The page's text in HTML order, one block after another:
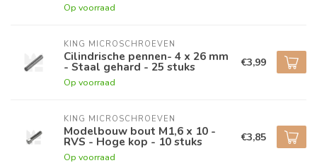
Op voorraad
KING MICROSCHROEVEN
Cilindrische pennen- 4 x 26 mm
- Staal gehard - 25 stuks
Op voorraad
€3,99
KING MICROSCHROEVEN
Modelbouw bout M1,6 x 10 -
RVS - Hoge kop - 10 stuks
Op voorraad
€3,85